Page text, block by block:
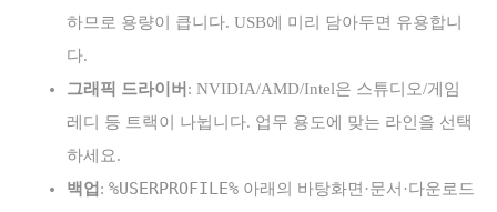
하므로 용량이 큽니다. USB에 미리 담아두면 유용합니
다.
그래픽 드라이버 : NVIDIA/AMD/Intel은 스튜디오/게임
레디 등 트랙이 나뉩니다. 업무 용도에 맞는 라인을 선택
하세요.
백업 : %USERPROFILE% 아래의 바탕화면·문서·다운로드